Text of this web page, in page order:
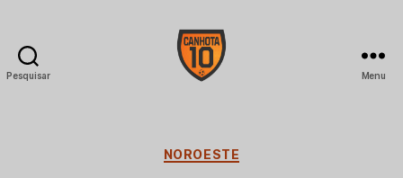
Pesquisar Menu
Categorias
NOROESTE